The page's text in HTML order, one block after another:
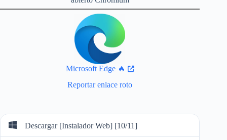
Microsoft Edge 🔥
Reportar enlace roto
Descargar [Instalador Web] [10/11]